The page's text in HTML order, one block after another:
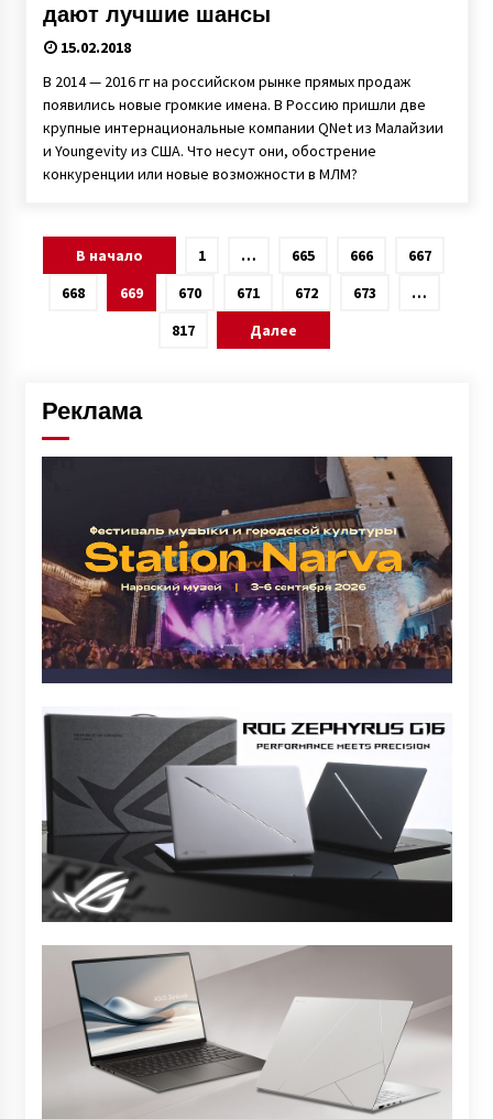
дают лучшие шансы
15.02.2018
В 2014 — 2016 гг на российском рынке прямых продаж
появились новые громкие имена. В Россию пришли две
крупные интернациональные компании QNet из Малайзии
и Youngevity из США. Что несут они, обострение
конкуренции или новые возможности в МЛМ?
Пагинация
записей
В начало 1 … 665 666
667
668
669 670 671 672 673
…
817
Далее
Реклама